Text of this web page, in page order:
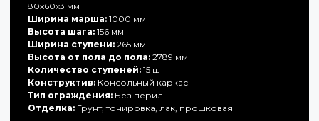
80х60х3 мм
Ширина марша: 1000 мм
Высота шага: 156 мм
Ширина ступени: 265 мм
Высота от пола до пола: 2789 мм
Количество ступеней: 15 шт
Конструктив: Консольный каркас
Тип ограждения: Без перил
Отделка: Грунт, тонировка, лак, прошковая